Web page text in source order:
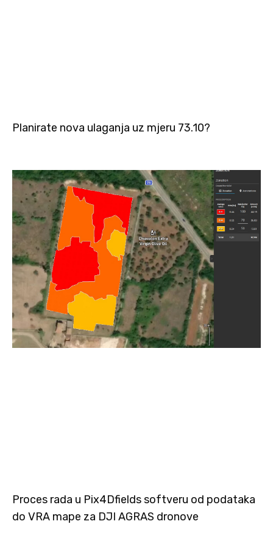
Planirate nova ulaganja uz mjeru 73.10?
Proces rada u Pix4Dfields softveru od podataka
do VRA mape za DJI AGRAS dronove